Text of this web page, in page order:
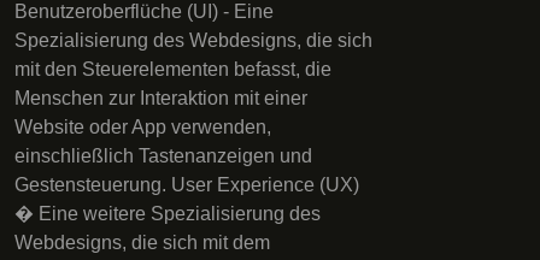
Benutzeroberflüche (UI) - Eine
Spezialisierung des Webdesigns, die sich
mit den Steuerelementen befasst, die
Menschen zur Interaktion mit einer
Website oder App verwenden,
einschließlich Tastenanzeigen und
Gestensteuerung. User Experience (UX)
� Eine weitere Spezialisierung des
Webdesigns, die sich mit dem